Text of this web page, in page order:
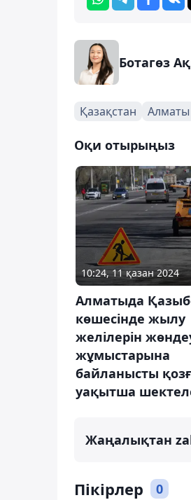
Ботагөз
Қазақстан Алматы
Оқи отырыңыз
10:24, 11 қазан 2024
Алматыда
көшесінде жылу
желілерін
жұмыстарына
байланысты
уақытша
Жаңалықтан
Пікірлер 0